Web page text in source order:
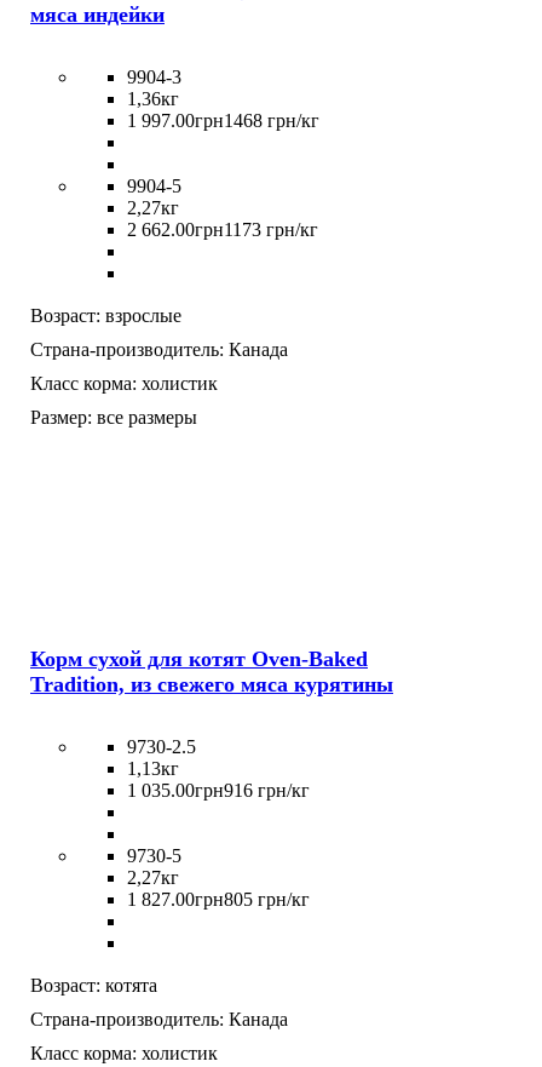
мяса индейки
9904-3
1,36кг
1 997.00грн1468 грн/кг
9904-5
2,27кг
2 662.00грн1173 грн/кг
Возраст: взрослые
Страна-производитель: Канада
Класс корма: холистик
Размер: все размеры
Корм сухой для котят Oven-Baked
Tradition, из свежего мяса курятины
9730-2.5
1,13кг
1 035.00грн916 грн/кг
9730-5
2,27кг
1 827.00грн805 грн/кг
Возраст: котята
Страна-производитель: Канада
Класс корма: холистик